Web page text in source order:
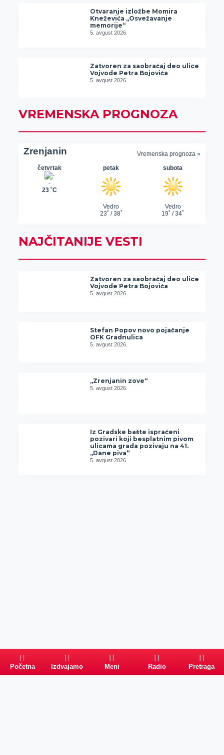
Otvaranje izložbe Momira
Kneževića „Osvežavanje
memorije“
5. avgust 2026.
Zatvoren za saobraćaj deo ulice
Vojvode Petra Bojovića
5. avgust 2026.
VREMENSKA PROGNOZA
NAJČITANIJE VESTI
Zatvoren za saobraćaj deo ulice
Vojvode Petra Bojovića
5. avgust 2026.
Stefan Popov novo pojačanje
OFK Gradnulica
5. avgust 2026.
„Zrenjanin zove“
5. avgust 2026.
Iz Gradske bašte ispraćeni
pozivari koji besplatnim pivom
ulicama grada pozivaju na 41.
„Dane piva“
5. avgust 2026.
Početna Izdvajamo Meni Radio Pretraga